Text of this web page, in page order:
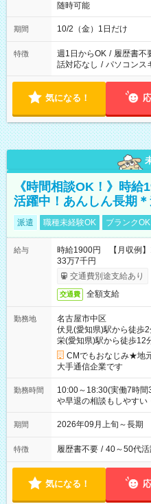
随時可能
期間 10/2（金）1日だけ
特徴 週1日からOK / 履歴書不
話対応なし / パソコンス
気になる！
《時間相談OK！》時
活躍中！あんしん長期
派遣 職種未経験OK ブランクOK
給与
時給1900円 【月収例】
33万7千円
交通費別途支給あり
交通費 全額支給
勤務地
名古屋市中区
伏見(愛知県)駅から徒歩
栄(愛知県)駅から徒歩12
CMでもおなじみ★地
大手通信企業です
勤務時間
10:00～18:30(実働7時
や早退の相談もしやすい
期間 2026年09月上旬～長期
特徴 履歴書不要 / 40～50代活
気になる！